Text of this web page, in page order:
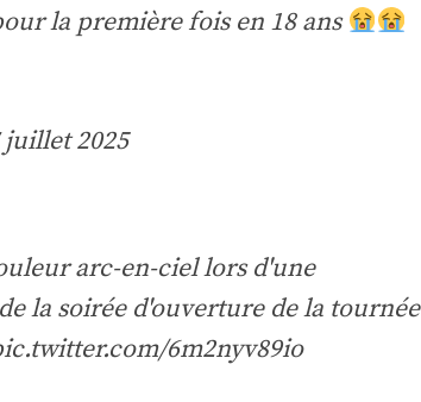
la première fois en 18 ans
juillet 2025
arc-en-ciel lors d'une
la soirée d'ouverture de la tournée
6m2nyv89io